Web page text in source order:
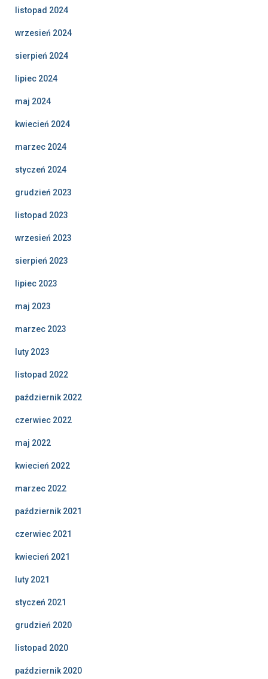
listopad 2024
wrzesień 2024
sierpień 2024
lipiec 2024
maj 2024
kwiecień 2024
marzec 2024
styczeń 2024
grudzień 2023
listopad 2023
wrzesień 2023
sierpień 2023
lipiec 2023
maj 2023
marzec 2023
luty 2023
listopad 2022
październik 2022
czerwiec 2022
maj 2022
kwiecień 2022
marzec 2022
październik 2021
czerwiec 2021
kwiecień 2021
luty 2021
styczeń 2021
grudzień 2020
listopad 2020
październik 2020